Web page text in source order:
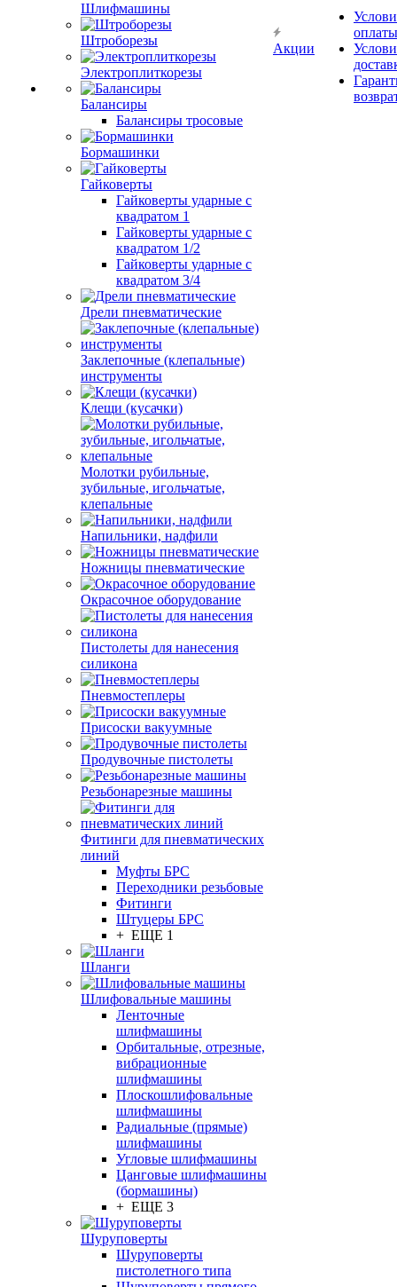
Шлифмашины
Штроборезы
Электроплиткорезы
Балансиры
Балансиры тросовые
Бормашинки
Гайковерты
Гайковерты ударные с
квадратом 1
Гайковерты ударные с
квадратом 1/2
Гайковерты ударные с
квадратом 3/4
Дрели пневматические
Заклепочные (клепальные)
инструменты
Клещи (кусачки)
Молотки рубильные,
зубильные, игольчатые,
клепальные
Напильники, надфили
Ножницы пневматические
Окрасочное оборудование
Пистолеты для нанесения
силикона
Пневмостеплеры
Присоски вакуумные
Продувочные пистолеты
Резьбонарезные машины
Фитинги для пневматических
линий
Муфты БРС
Переходники резьбовые
Фитинги
Штуцеры БРС
+ ЕЩЕ 1
Шланги
Шлифовальные машины
Ленточные
шлифмашины
Орбитальные, отрезные,
вибрационные
шлифмашины
Плоскошлифовальные
шлифмашины
Радиальные (прямые)
шлифмашины
Угловые шлифмашины
Цанговые шлифмашины
(бормашины)
+ ЕЩЕ 3
Шуруповерты
Шуруповерты
пистолетного типа
Акции
оплаты